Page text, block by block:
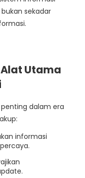
sekadar
Utama
dalam era
informasi